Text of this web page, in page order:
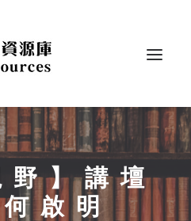
野】講壇
何啟明